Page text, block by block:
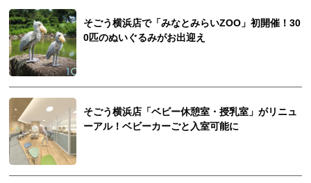
そごう横浜店で「みなとみらいZOO」初開催！30
0匹のぬいぐるみがお出迎え
そごう横浜店「ベビー休憩室・授乳室」がリニュ
ーアル！ベビーカーごと入室可能に